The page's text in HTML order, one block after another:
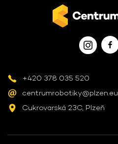
+420 378 035 520
centrumrobotiky@plzen.eu
Cukrovarská 23C, Plzeň